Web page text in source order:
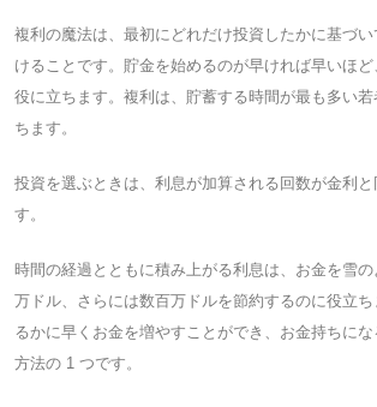
複利の魔法は、最初にどれだけ投資したかに基づ
けることです。貯金を始めるのが早ければ早いほ
役に立ちます。複利は、貯蓄する時間が最も多い
ちます。
投資を選ぶときは、利息が加算される回数が金利
す。
時間の経過とともに積み上がる利息は、お金を雪
万ドル、さらには数百万ドルを節約するのに役立
るかに早くお金を増やすことができ、お金持ちに
方法の 1 つです。